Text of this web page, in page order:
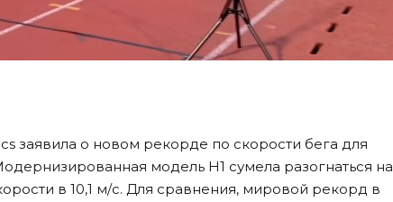
заявила о новом рекорде по скорости бега для
модель H1 сумела разогнаться на
в 10,1 м/с. Для сравнения, мировой рекорд в